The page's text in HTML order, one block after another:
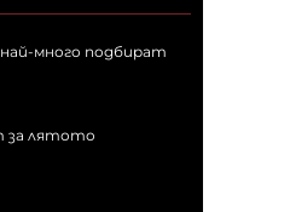
много подбират
за лятото